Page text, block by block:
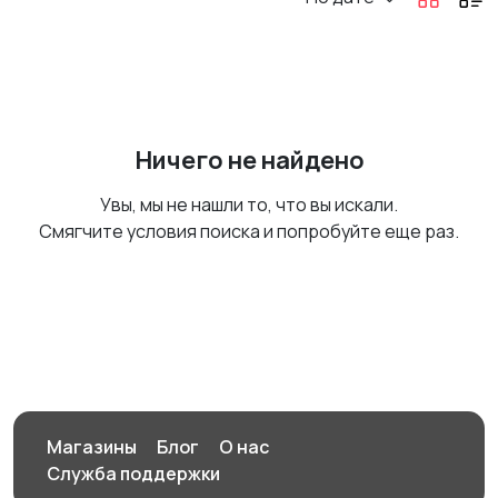
Ничего не найдено
Увы, мы не нашли то, что вы искали.
Смягчите условия поиска и попробуйте еще раз.
Магазины Блог
О нас
Служба поддержки